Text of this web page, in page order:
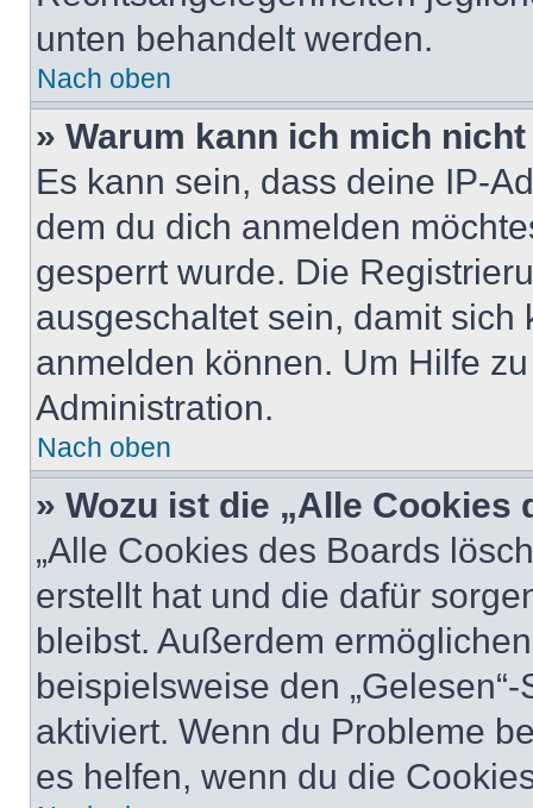
unten behandelt werden.
Nach oben
» Warum kann ich mich
Es kann sein, dass deine IP-
dem du dich anmelden
gesperrt wurde. Die
ausgeschaltet sein, damit
anmelden können. Um Hilfe
Administration.
Nach oben
» Wozu ist die „Alle
„Alle Cookies des Boards
erstellt hat und die dafür
bleibst. Außerdem
beispielsweise den
aktiviert. Wenn du Probleme
es helfen, wenn du die